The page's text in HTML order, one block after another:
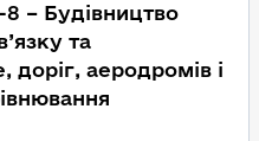
– Будівництво
та
аеродромів і